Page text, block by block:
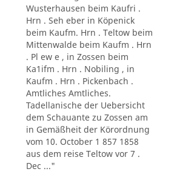
Wusterhausen beim Kaufri .
Hrn . Seh eber in Köpenick
beim Kaufm. Hrn . Teltow beim
Mittenwalde beim Kaufm . Hrn
. Pl ew e , in Zossen beim
Ka1ifm . Hrn . Nobiling , in
Kaufm . Hrn . Pickenbach .
Amtliches Amtliches.
Tadellanische der Uebersicht
dem Schauante zu Zossen am
in Gemäßheit der Körordnung
vom 10. October 1 857 1858
aus dem reise Teltow vor 7 .
Dec ..."